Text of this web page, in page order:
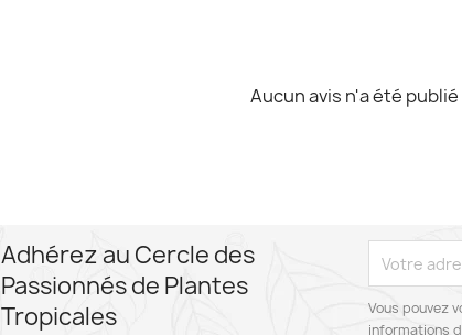
Aucun avis n'a été
Adhérez au Cercle des
Passionnés de Plantes
Tropicales
Vous pouvez
informations